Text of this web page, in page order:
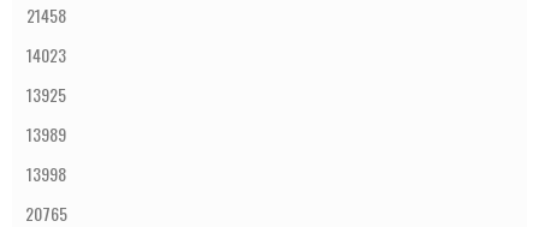
21458
14023
13925
13989
13998
20765